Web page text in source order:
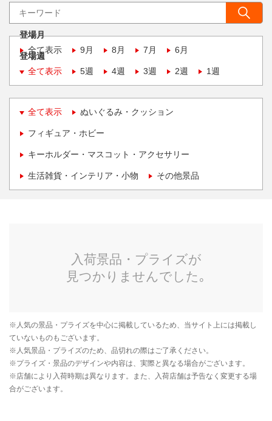
登場月
全て表示
9月 8月 7月 6月
登場週
全て表示
5週 4週 3週 2週 1週
全て表示 ぬいぐるみ・クッション
フィギュア・ホビー
キーホルダー・マスコット・アクセサリー
生活雑貨・インテリア・小物 その他景品